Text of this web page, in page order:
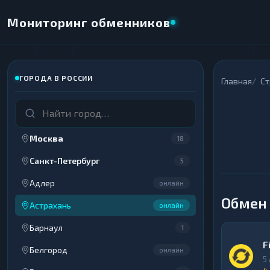
Мониторинг обменников
Главная
Обмен
5
ГОРОДА В РОССИИ
Москва 18
Санкт-Петербург 5
Адлер онлайн
Астрахань онлайн
Барнаул 1
Белгород онлайн
НАПРАВЛЕНИЕ ОБМЕНА ×
ВСЕ РАЗДЕЛЫ
Криптовалюты
Интернет-банкинг
ВСЕ РАЗДЕЛЫ
Криптовалюты
Интернет-банкинг